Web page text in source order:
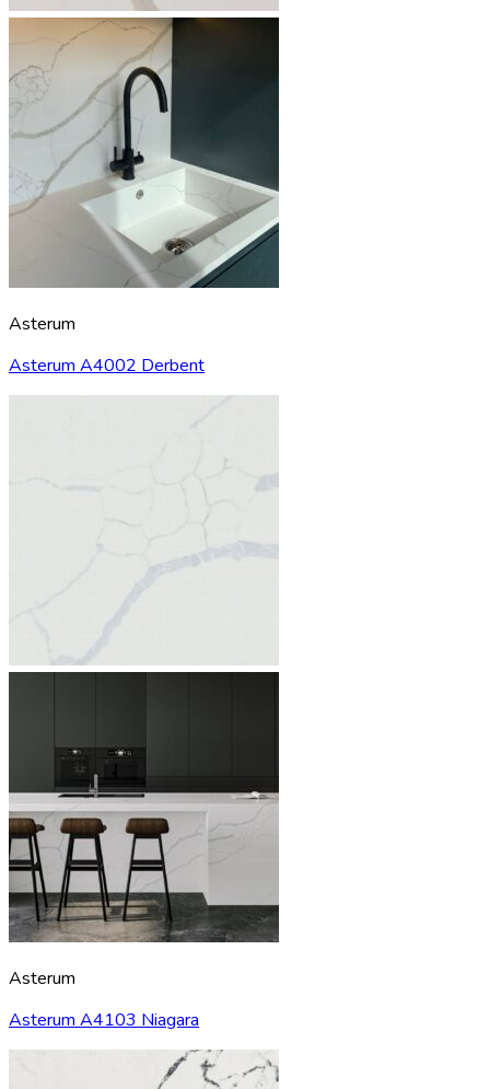
Asterum
Asterum A4002 Derbent
Asterum
Asterum A4103 Niagara